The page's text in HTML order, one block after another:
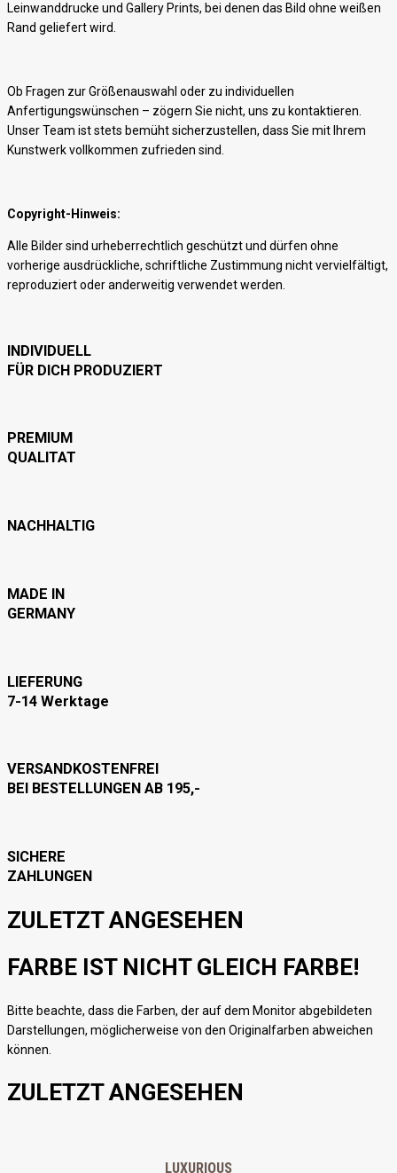
Leinwanddrucke und Gallery Prints, bei denen das Bild ohne weißen
Rand geliefert wird.
Ob Fragen zur Größenauswahl oder zu individuellen
Anfertigungswünschen – zögern Sie nicht, uns zu kontaktieren.
Unser Team ist stets bemüht sicherzustellen, dass Sie mit Ihrem
Kunstwerk vollkommen zufrieden sind.
Copyright-Hinweis:
Alle Bilder sind urheberrechtlich geschützt und dürfen ohne
vorherige ausdrückliche, schriftliche Zustimmung nicht vervielfältigt,
reproduziert oder anderweitig verwendet werden.
INDIVIDUELL
FÜR DICH PRODUZIERT
PREMIUM
QUALITAT
NACHHALTIG
MADE IN
GERMANY
LIEFERUNG
7-14 Werktage
VERSANDKOSTENFREI
BEI BESTELLUNGEN AB 195,-
SICHERE
ZAHLUNGEN
ZULETZT ANGESEHEN
FARBE IST NICHT GLEICH FARBE!
Bitte beachte, dass die Farben, der auf dem Monitor abgebildeten
Darstellungen, möglicherweise von den Originalfarben abweichen
können.
ZULETZT ANGESEHEN
LUXURIOUS